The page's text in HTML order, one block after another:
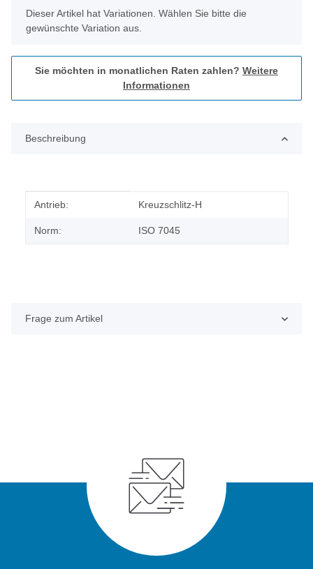
x
Dieser Artikel hat Variationen. Wählen Sie bitte die
gewünschte Variation aus.
Sie möchten in monatlichen Raten zahlen? Weitere
Informationen
Beschreibung
Produkteigenschaft
Wert
Antrieb: Kreuzschlitz-H
Norm: ISO 7045
Frage zum Artikel